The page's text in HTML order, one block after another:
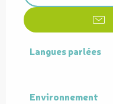
Langues parlées
Langues parlées
Environnement
Environnement